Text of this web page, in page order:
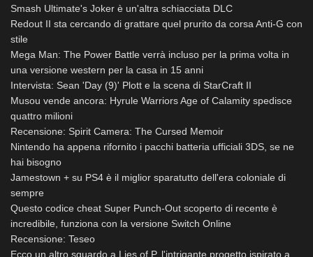
Smash Ultimate's Joker è un'altra schiacciata DLC
Redout II sta cercando di grattare quel prurito da corsa Anti-G con
stile
Mega Man: The Power Battle verrà incluso per la prima volta in
una versione western per la casa in 15 anni
Intervista: Sean 'Day (9)' Plott e la scena di StarCraft II
Musou vende ancora: Hyrule Warriors Age of Calamity spedisce
quattro milioni
Recensione: Spirit Camera: The Cursed Memoir
Nintendo ha appena rifornito i pacchi batteria ufficiali 3DS, se ne
hai bisogno
Jamestown + su PS4 è il miglior sparatutto dell'era coloniale di
sempre
Questo codice cheat Super Punch-Out scoperto di recente è
incredibile, funziona con la versione Switch Online
Recensione: Teseo
Ecco un altro sguardo a Lies of P, l'intrigante progetto ispirato a